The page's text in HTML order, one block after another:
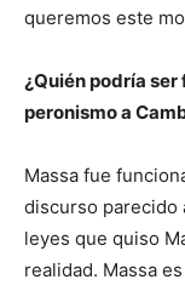
queremos este
¿Quién podría
peronismo a
Massa fue
discurso parecido
leyes que quiso
realidad. Massa